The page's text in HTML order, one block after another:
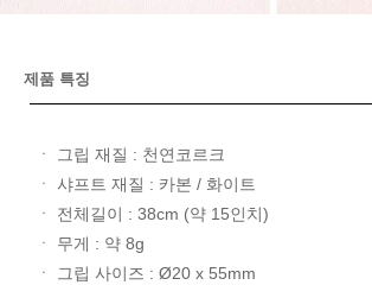
제품 특징
ㆍ 그립 재질 : 천연코르크
ㆍ 샤프트 재질 : 카본 / 화이트
ㆍ 전체길이 : 38cm (약 15인치)
ㆍ 무게 : 약 8g
ㆍ 그립 사이즈 : Ø20 x 55mm